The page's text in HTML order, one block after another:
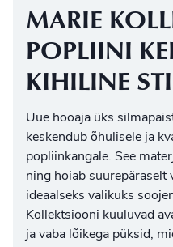
MARIE
POPLIINI
KIHILINE
Uue hooaja üks
keskendub õhulisele ja
popliinkangale. See
ning hoiab suurepäraselt
ideaalseks valikuks
Kollektsiooni kuuluvad
ja vaba lõikega püksid,